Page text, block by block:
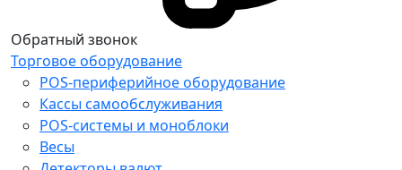
Обратный звонок
Торговое оборудование
POS-периферийное оборудование
Кассы самообслуживания
POS-системы и моноблоки
Весы